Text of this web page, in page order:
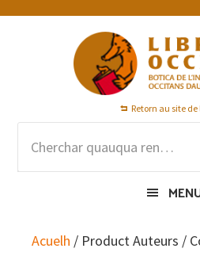
Skip
Skip
Skip
Retorn au site
Acuelh / Product Auteurs /